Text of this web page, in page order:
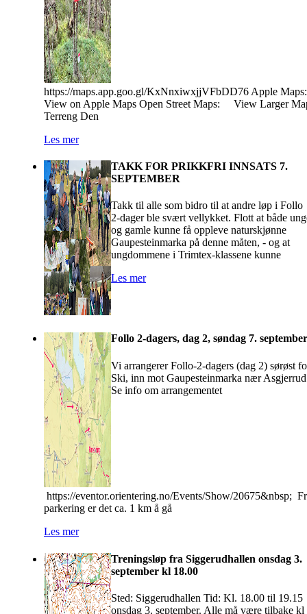
https://maps.app.goo.gl/KxNnxiwxjjVFbDD76 Apple Maps:
View on Apple Maps Open Street Maps: View Larger
Terreng Den
Les mer
TAKK FOR PRIKKFRI INNSATS 7.
SEPTEMBER
Takk til alle som bidro til at andre løp i Follo
2-dager ble svært vellykket. Flott at både
og gamle kunne få oppleve naturskjønne
Gaupesteinmarka på denne måten, - og at
ungdommene i Trimtex-klassene kunne
Les mer
Follo 2-dagers, dag 2, søndag 7. september
Vi arrangerer Follo-2-dagers (dag 2) sørøst
Ski, inn mot Gaupesteinmarka nær
Se info om arrangementet
https://eventor.orientering.no/Events/Show/20675&nbsp;
parkering er det ca. 1 km å gå
Les mer
Treningsløp fra Siggerudhallen onsdag 3.
september kl 18.00
Sted: Siggerudhallen Tid: Kl. 18.00 til 19.15
onsdag 3. september. Alle må være tilbake kl